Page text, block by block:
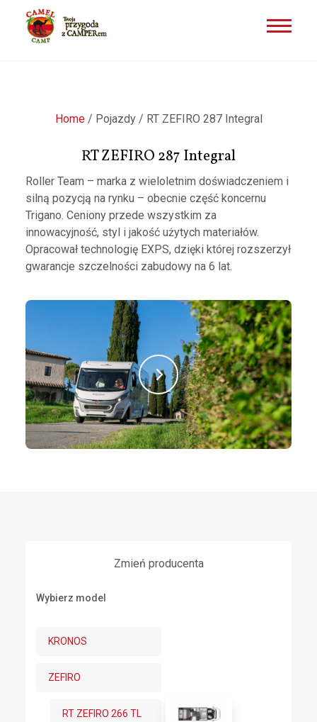
Home/ Pojazdy/ RT ZEFIRO 287 Integral
RT ZEFIRO 287 Integral
Roller Team – marka z wieloletnim doświadczeniem i
silną pozycją na rynku – obecnie część koncernu
Trigano. Ceniony przede wszystkim za
innowacyjność, styl i jakość użytych materiałów.
Opracował technologię EXPS, dzięki której rozszerzył
gwarancje szczelności zabudowy na 6 lat.
Zmień producenta
Wybierz model
KRONOS
ZEFIRO
RT ZEFIRO 266 TL